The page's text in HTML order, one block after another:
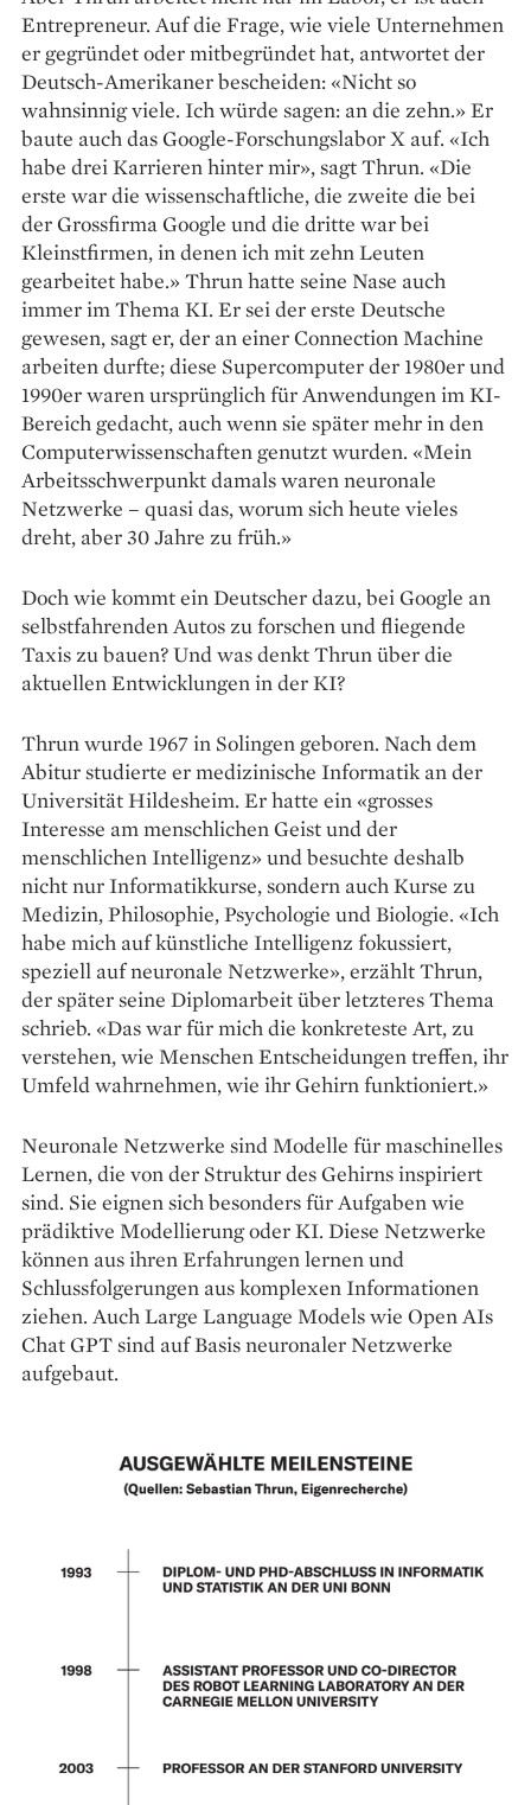
Entrepreneur. Auf die Frage, wie viele Unternehmen
er gegründet oder mitbegründet hat, antwortet der
Deutsch-Amerikaner bescheiden: «Nicht so
wahnsinnig viele. Ich würde sagen: an die zehn.» Er
baute auch das Google-Forschungslabor X auf. «Ich
habe drei Karrieren hinter mir», sagt Thrun. «Die
erste war die wissenschaftliche, die zweite die bei
der Grossfirma Google und die dritte war bei
Kleinstfirmen, in denen ich mit zehn Leuten
gearbeitet habe.» Thrun hatte seine Nase auch
immer im Thema KI. Er sei der erste Deutsche
gewesen, sagt er, der an einer Connection Machine
arbeiten durfte; diese Supercomputer der 1980er und
1990er waren ursprünglich für Anwendungen im KI-
Bereich gedacht, auch wenn sie später mehr in den
Computerwissenschaften genutzt wurden. «Mein
Arbeitsschwerpunkt damals waren neuronale
Netzwerke – quasi das, worum sich heute vieles
dreht, aber 30 Jahre zu früh.»
Doch wie kommt ein Deutscher dazu, bei Google an
selbstfahrenden Autos zu forschen und fliegende
Taxis zu bauen? Und was denkt Thrun über die
aktuellen Entwicklungen in der KI?
Thrun wurde 1967 in Solingen geboren. Nach dem
Abitur studierte er medizinische Informatik an der
Universität Hildesheim. Er hatte ein «grosses
Interesse am menschlichen Geist und der
menschlichen Intelligenz» und besuchte deshalb
nicht nur Informatikkurse, sondern auch Kurse zu
Medizin, Philosophie, Psychologie und Bio­logie. «Ich
habe mich auf künstliche Intelli­genz fokussiert,
speziell auf neuronale Netzwerke», erzählt Thrun,
der später seine Diplomarbeit über letzteres Thema
schrieb. «Das war für mich die konkreteste Art, zu
verstehen, wie Menschen Entscheidungen treffen, ihr
Umfeld ­wahrnehmen, wie ihr Gehirn funktioniert.»
Neuronale Netzwerke sind Modelle für maschinelles
Lernen, die von der Struktur des Gehirns inspiriert
sind. Sie eignen sich besonders für Aufgaben wie
prädiktive Modellierung oder KI. Diese Netzwerke
können aus ihren Erfahrungen lernen und
Schlussfolgerungen aus komplexen Informationen
ziehen. Auch Large Language Models wie Open AIs
Chat GPT sind auf Basis neuronaler Netzwerke
aufgebaut.